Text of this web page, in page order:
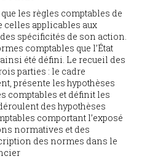
les règles comptables de
celles applicables aux
spécificités de son action.
comptables que l’État
été défini. Le recueil des
parties : le cadre
présente les hypothèses
comptables et définit les
des hypothèses
comportant l’exposé
normatives et des
des normes dans le